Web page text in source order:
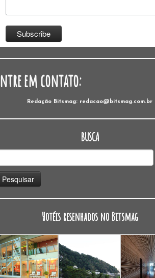
em contato:
Redação Bitsmag: redacao@bitsmag.com.br
BUSCA
Hotéis resenhados no Bitsmag